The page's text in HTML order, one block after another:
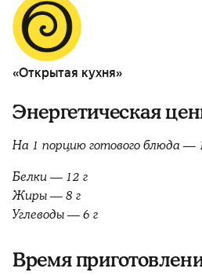
«Открытая кухня»
Энергетическая
На 1 порцию готового блюда —
Белки — 12 г
Жиры — 8 г
Углеводы — 6 г
Время